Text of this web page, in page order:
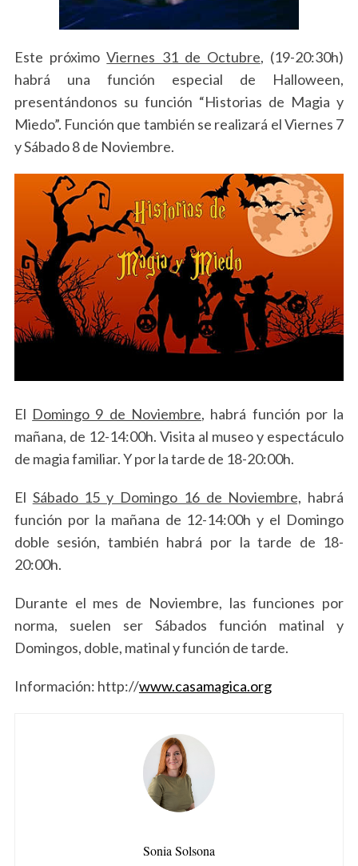
Este próximoViernes 31 de Octubre, (19-20:30h)
habrá una función especial de Halloween,
presentándonos su función “Historias de Magia y
Miedo”. Función que también se realizará el Viernes 7
y Sábado 8 de Noviembre.
El Domingo 9 de Noviembre, habrá función por la
mañana, de 12-14:00h. Visita al museo y espectáculo
de magia familiar. Y por la tarde de 18-20:00h.
El Sábado 15 y Domingo 16 de Noviembre, habrá
función por la mañana de 12-14:00h y el Domingo
doble sesión, también habrá por la tarde de 18-
20:00h.
Durante el mes de Noviembre, las funciones por
norma, suelen ser Sábados función matinal y
Domingos, doble, matinal y función de tarde.
Información: http://www.casamagica.org
Sonia Solsona
r
: